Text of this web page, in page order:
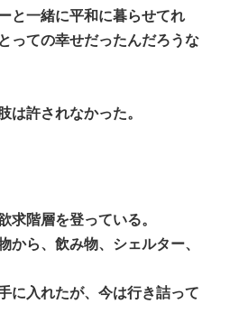
と一緒に平和に暮らせてれ
っての幸せだったんだろうな
は許されなかった。
求階層を登っている。
から、飲み物、シェルター、
に入れたが、今は行き詰って